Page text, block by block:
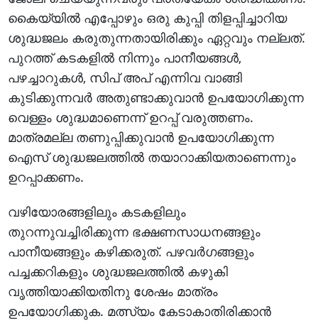
കൈയ്യില്‍ എപ്പോഴും ഒരു കുപ്പി തിളപ്പിച്ചാറിയ
ശുദ്ധജലം കരുതുന്നതായിരിക്കും ഏറ്റവും നല്ലത്.
പുറത്ത് കടകളില്‍ നിന്നും പാനീയങ്ങള്‍,
പഴച്ചാറുകള്‍, സിപ് അപ് എന്നിവ വാങ്ങി
കുടിക്കുന്നവര്‍ അതുണ്ടാക്കുവാന്‍ ഉപയോഗിക്കുന്ന
വെള്ളം ശുദ്ധമാണെന്ന് ഉറപ്പ് വരുത്തണം.
മാത്രമല്ല തണുപ്പിക്കുവാന്‍ ഉപയോഗിക്കുന്ന
ഐസ് ശുദ്ധജലത്തില്‍ തയാറാക്കിയതാണെന്നും
ഉറപ്പാക്കണം.
വഴിയോരങ്ങളിലും കടകളിലും
തുറന്നുവച്ചിരിക്കുന്ന ഭക്ഷണസാധനങ്ങളും
പാനീയങ്ങളും കഴിക്കരുത്. പഴവര്‍ഗങ്ങളും
പച്ചക്കറികളും ശുദ്ധജലത്തില്‍ കഴുകി
വൃത്തിയാക്കിയതിനു ശേഷം മാത്രം
ഉപയോഗിക്കുക. മത്സ്യം കേടാകാതിരിക്കാന്‍